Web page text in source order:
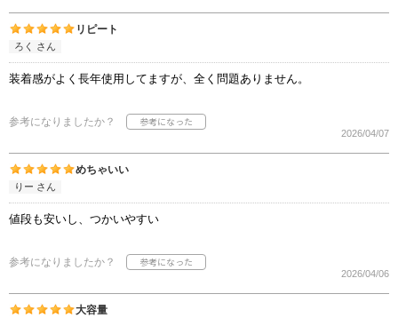
リピート
ろく さん
装着感がよく長年使用してますが、全く問題ありません。
参考になりましたか？
2026/04/07
めちゃいい
りー さん
値段も安いし、つかいやすい
参考になりましたか？
2026/04/06
大容量